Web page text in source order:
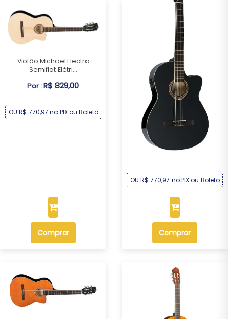
Violão Michael Electra
Semiflat Elétri...
Por :R$ 829,00
OU R$ 770,97 no PIX ou Boleto
Comprar
Violão Michael Electra
R$ 829,00
OU R$ 770,97 no PIX ou Boleto
Comprar